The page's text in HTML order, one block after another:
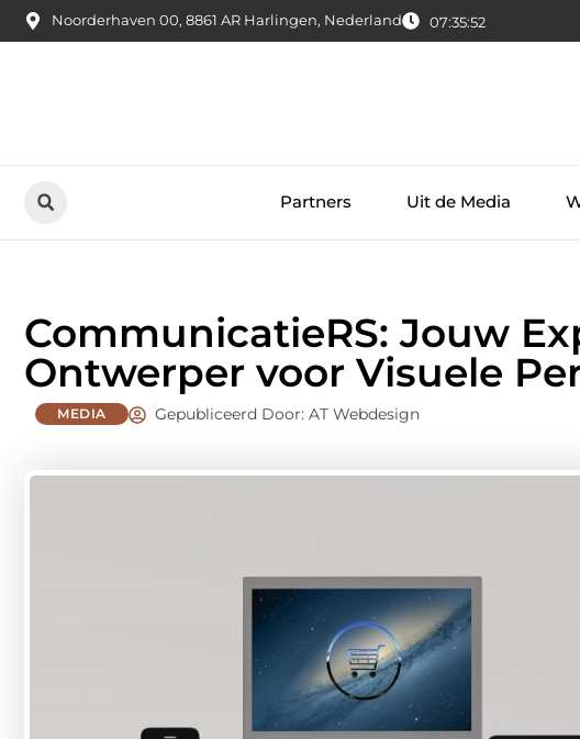
Noorderhaven 00, 8861 AR Harlingen, Nederland 07:35:52
Partners Uit de Media
CommunicatieRS: Jouw
Ontwerper voor Visuele
MEDIA Gepubliceerd Door: AT Webdesign